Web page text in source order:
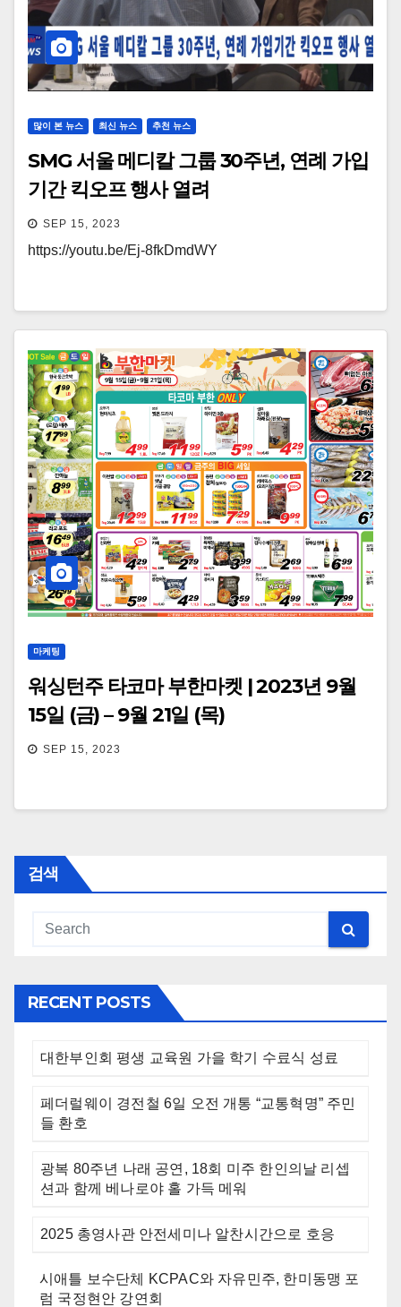
많이 본 뉴스 최신 뉴스 추천 뉴스
SMG 서울 메디칼 그룹 30주년, 연례 가입
기간 킥오프 행사 열려
SEP 15, 2023
https://youtu.be/Ej-8fkDmdWY
마케팅
워싱턴주 타코마 부한마켓 | 2023년 9월
15일 (금) – 9월 21일 (목)
SEP 15, 2023
검색
RECENT POSTS
대한부인회 평생 교육원 가을 학기 수료식 성료
페더럴웨이 경전철 6일 오전 개통 “교통혁명” 주민
들 환호
광복 80주년 나래 공연, 18회 미주 한인의날 리셉
션과 함께 베나로야 홀 가득 메워
2025 총영사관 안전세미나 알찬시간으로 호응
시애틀 보수단체 KCPAC와 자유민주, 한미동맹 포
럼 국정현안 강연회